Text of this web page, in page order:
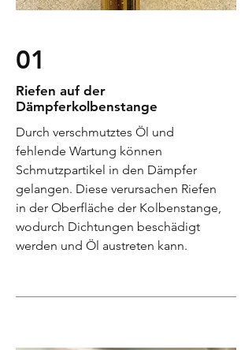
01
Riefen auf der
Dämpferkolbenstange
Durch verschmutztes Öl und
fehlende Wartung können
Schmutzpartikel in den Dämpfer
gelangen. Diese verursachen Riefen
in der Oberfläche der Kolbenstange,
wodurch Dichtungen beschädigt
werden und Öl austreten kann.